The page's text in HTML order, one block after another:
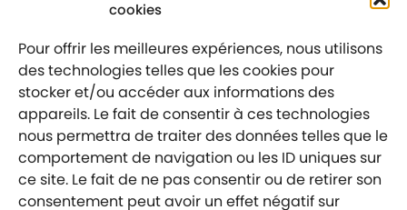
cookies
Pour offrir les meilleures expériences, nous utilisons
des technologies telles que les cookies pour
stocker et/ou accéder aux informations des
appareils. Le fait de consentir à ces technologies
nous permettra de traiter des données telles que le
comportement de navigation ou les ID uniques sur
ce site. Le fait de ne pas consentir ou de retirer son
consentement peut avoir un effet négatif sur
–SAINT-GILLES
Mentions légales
Politique de confidentialité
Labellisé entreprise engagée